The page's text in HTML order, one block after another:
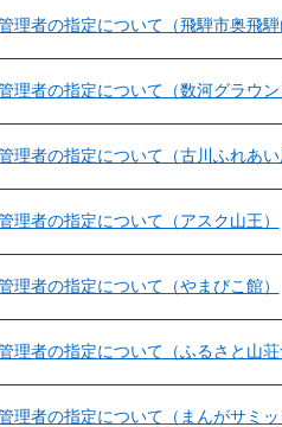
理者の指定について（飛騨市奥飛騨
理者の指定について（数河グラウン
理者の指定について（古川ふれあい
理者の指定について（アスク山王）
理者の指定について（やまびこ館）
理者の指定について（ふるさと山荘
理者の指定について（まんがサミ